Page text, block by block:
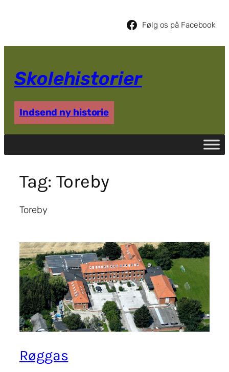
Følg os på Facebook
Skolehistorier
Indsend ny historie
Tag: Toreby
Toreby
Røggas